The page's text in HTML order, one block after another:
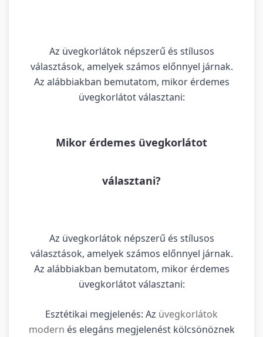
Az üvegkorlátok népszerű és stílusos
választások, amelyek számos előnnyel járnak.
Az alábbiakban bemutatom, mikor érdemes
üvegkorlátot választani:
Mikor érdemes üvegkorlátot
választani?
Az üvegkorlátok népszerű és stílusos
választások, amelyek számos előnnyel járnak.
Az alábbiakban bemutatom, mikor érdemes
üvegkorlátot választani:
Esztétikai megjelenés: Az üvegkorlátok
modern és elegáns megjelenést kölcsönöznek